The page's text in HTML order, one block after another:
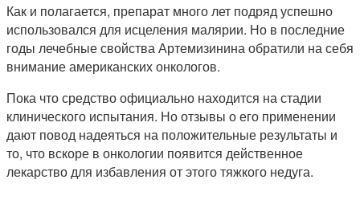
Как и полагается, препарат много лет подряд успешно
использовался для исцеления малярии. Но в последние
годы лечебные свойства Артемизинина обратили на себя
внимание американских онкологов.
Пока что средство официально находится на стадии
клинического испытания. Но отзывы о его применении
дают повод надеяться на положительные результаты и
то, что вскоре в онкологии появится действенное
лекарство для избавления от этого тяжкого недуга.